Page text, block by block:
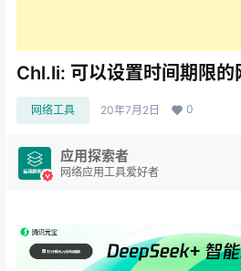
Chl.li: 可以设置时间期限的
网络工具 20年7月2日 0
应用探索者
网络应用工具爱好者